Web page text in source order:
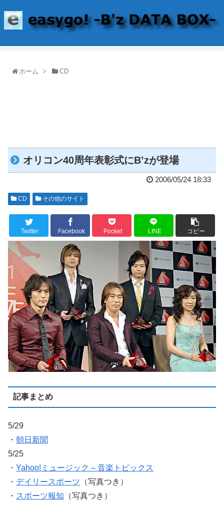
ホーム CD
オリコン40周年表彰式にB’zが登場
2006/05/24 18:33
CD その他のサイト
Twitter Facebook Pocket LINE コピー
記事まとめ
5/29
・ 朝日新聞
5/25
・ Yahoo!ミュージック – 音楽トピックス
・ デイリースポーツ （写真つき）
・ スポーツ報知 （写真つき）